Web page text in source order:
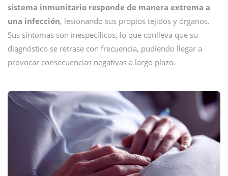
sistema inmunitario responde de manera extrema a
una infección, lesionando sus propios tejidos y órganos.
Sus síntomas son inespecíficos, lo que conlleva que su
diagnóstico se retrase con frecuencia, pudiendo llegar a
provocar consecuencias negativas a largo plazo.